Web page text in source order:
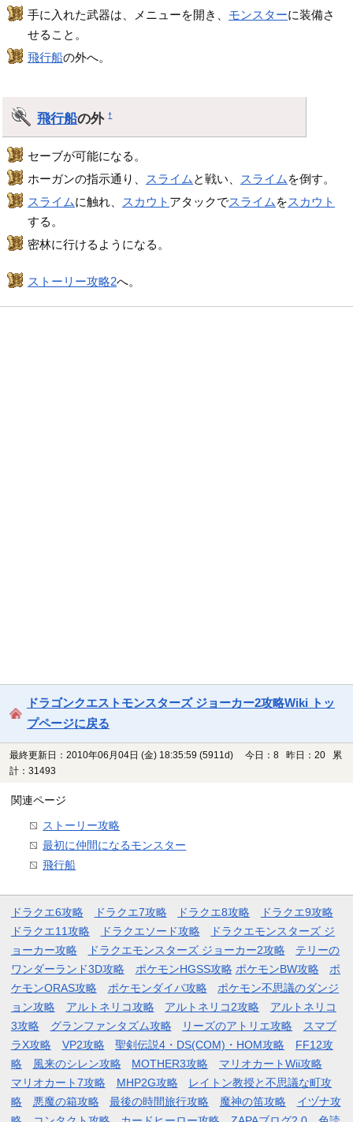
手に入れた武器は、メニューを開き、 モンスターに装備さ
せること。
飛行船の外へ。
飛行船の外†
セーブが可能になる。
ホーガンの指示通り、
スライム と戦い、 スライム を倒す。
スライムに触れ、 スカウト アタックでスライム をスカウト
する。
密林に行けるようになる。
ストーリー攻略2へ。
ドラゴンクエストモンスターズ ジョーカー2攻略Wiki トッ
プページに戻る
最終更新日：2010年06月04日 (金) 18:35:59 (5911d)
今日：8 昨日：20 累
計：31493
関連ページ
ストーリー攻略
最初に仲間になるモンスター
飛行船
ドラクエ6攻略 ドラクエ7攻略 ドラクエ8攻略
ドラクエ9攻略
ドラクエ11攻略
ドラクエソード攻略
ドラクエモンスターズ ジ
ョーカー攻略
ドラクエモンスターズ ジョーカー2攻略
テリーの
ワンダーランド3D攻略
ポケモンHGSS攻略 ポケモンBW攻略
ポ
ケモンORAS攻略
ポケモンダイパ攻略
ポケモン不思議のダンジ
ョン攻略
アルトネリコ攻略 アルトネリコ2攻略
アルトネリコ
3攻略
グランファンタズム攻略 リーズのアトリエ攻略
スマブ
ラX攻略
VP2攻略 聖剣伝説4・DS(COM)・HOM攻略
FF12攻
略
風来のシレン攻略 MOTHER3攻略
マリオカートWii攻略
マリオカート7攻略
MHP2G攻略
レイトン教授と不思議な町攻
略
悪魔の箱攻略 最後の時間旅行攻略 魔神の笛攻略
イヅナ攻